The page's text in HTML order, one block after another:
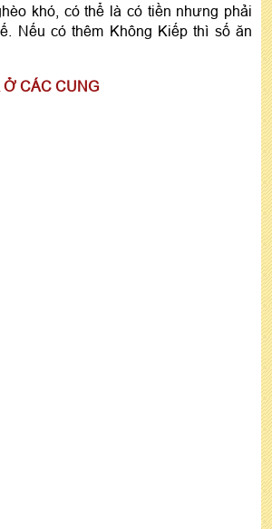
khó, có thể là có tiền nhưng phải
Nếu có thêm Không Kiếp thì số ăn
Ở CÁC CUNG